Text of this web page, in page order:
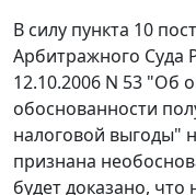
В силу пункта 10
Арбитражного Суда
12.10.2006 N 53 "Об
обоснованности
налоговой выгоды"
признана
будет доказано,